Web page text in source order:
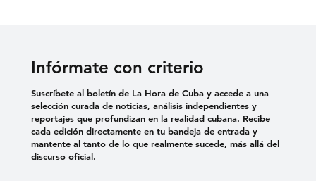
Infórmate con criterio
Suscríbete al boletín de La Hora de Cuba y accede a una
selección curada de noticias, análisis independientes y
reportajes que profundizan en la realidad cubana. Recibe
cada edición directamente en tu bandeja de entrada y
mantente al tanto de lo que realmente sucede, más allá del
discurso oficial.